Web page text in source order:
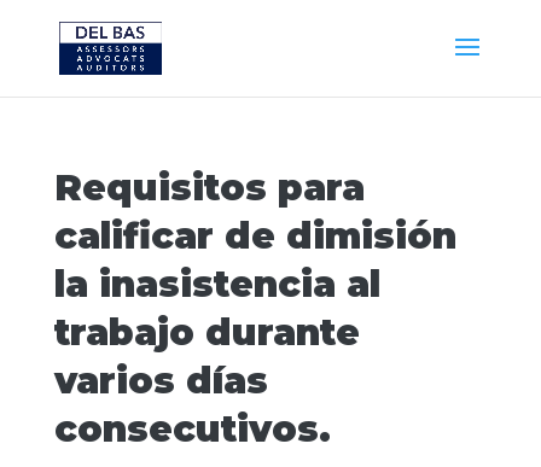
Requisitos para
calificar de dimisión
la inasistencia al
trabajo durante
varios días
consecutivos.